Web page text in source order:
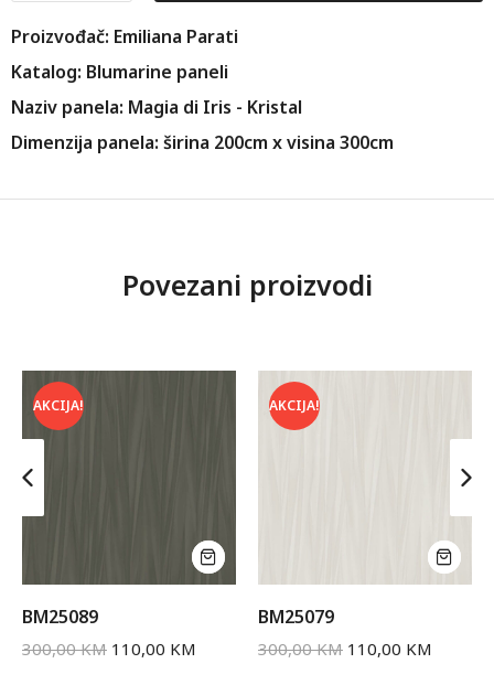
Proizvođač: Emiliana Parati
Katalog: Blumarine paneli
Naziv panela: Magia di Iris - Kristal
Dimenzija panela: širina 200cm x visina 300cm
Povezani proizvodi
AKCIJA!
BM25089
300,00KM 110,00 KM
AKCIJA!
BM25079
300,00KM 110,00 KM